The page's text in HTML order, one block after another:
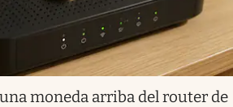
moneda arriba del router de